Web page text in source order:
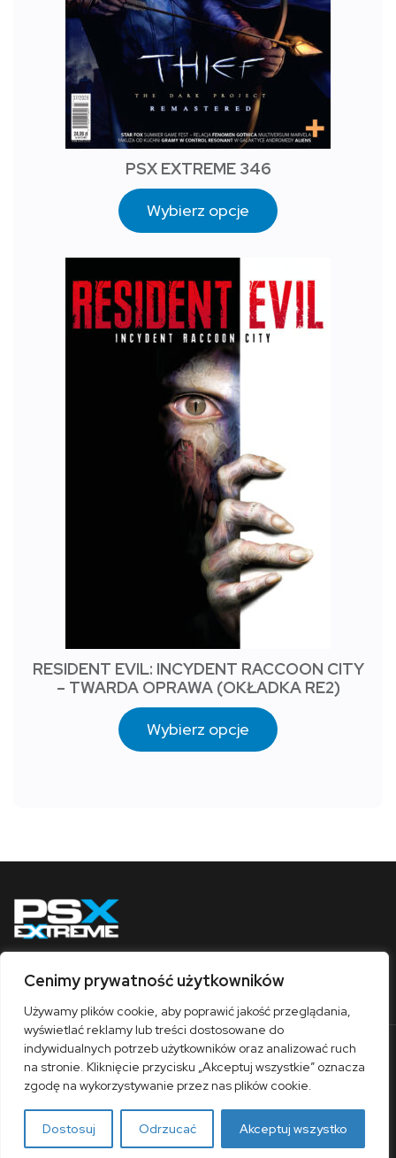
Cenimy prywatność użytkowników
Używamy plików cookie, aby poprawić jakość przeglądania,
wyświetlać reklamy lub treści dostosowane do
indywidualnych potrzeb użytkowników oraz analizować ruch
na stronie. Kliknięcie przycisku „Akceptuj wszystkie” oznacza
zgodę na wykorzystywanie przez nas plików cookie.
Dostosuj Odrzucać Akceptuj wszystko
PSX EXTREME 346
Wybierz opcje
RESIDENT EVIL: INCYDENT RACCOON CITY
– TWARDA OPRAWA (OKŁADKA RE2)
Wybierz opcje
Obserwuj nas
O nas Współpraca Kontakt
Sklep
Polityka prywatności
Regulamin
© 1997-2026 / PSX Extreme